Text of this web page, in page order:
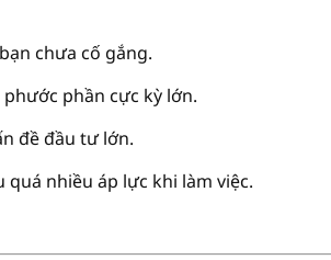
chưa cố gắng.
phần cực kỳ lớn.
đề đầu tư lớn.
nhiều áp lực khi làm việc.